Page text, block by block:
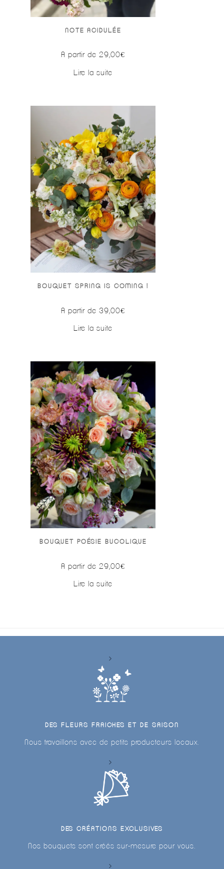
NOTE ACIDULÉE
A partir de29,00€
Lire la suite
BOUQUET SPRING IS COMING !
A partir de39,00€
Lire la suite
BOUQUET POÉSIE BUCOLIQUE
A partir de 29,00€
Lire la suite
DES FLEURS FRAICHES ET DE SAISON
Nous travaillons avec de petits producteurs locaux.
DES CRÉATIONS EXCLUSIVES
Nos bouquets sont créés sur-mesure pour vous.